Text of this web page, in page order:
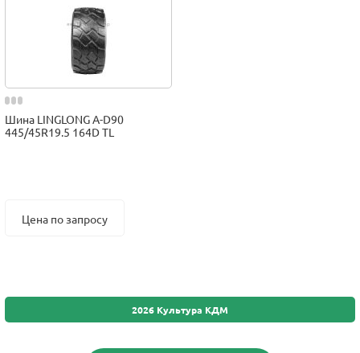
Шина LINGLONG A-D90
445/45R19.5 164D TL
Цена по запросу
2026 Культура КДМ